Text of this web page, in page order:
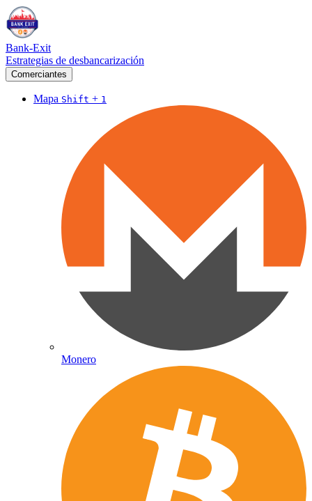
Bank-Exit
Estrategias de desbancarización
Comerciantes
Mapa Shift + 1
Monero